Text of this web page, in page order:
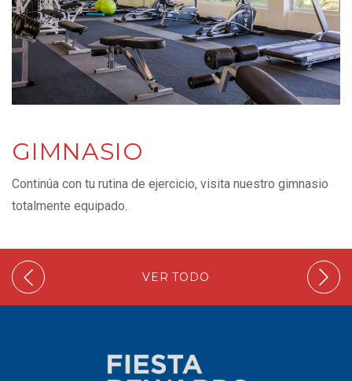
GIMNASIO
Continúa con tu rutina de ejercicio, visita nuestro gimnasio
totalmente equipado.
VER TODO